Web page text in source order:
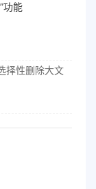
功能
择性删除大文